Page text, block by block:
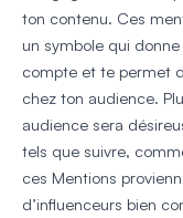
ton contenu. Ces
un symbole qui
compte et te permet
chez ton audience.
audience sera
tels que suivre,
ces Mentions
d’influenceurs bien